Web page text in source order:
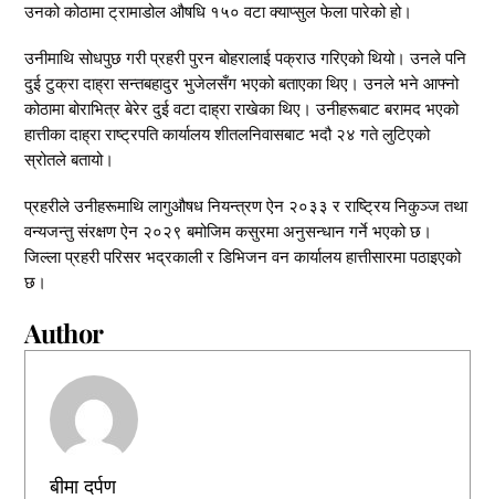
उनको कोठामा ट्रामाडोल औषधि १५० वटा क्याप्सुल फेला पारेको हो।
उनीमाथि सोधपुछ गरी प्रहरी पुरन बोहरालाई पक्राउ गरिएको थियो। उनले पनि
दुई टुक्रा दाह्रा सन्तबहादुर भुजेलसँग भएको बताएका थिए। उनले भने आफ्नो
कोठामा बोराभित्र बेरेर दुई वटा दाह्रा राखेका थिए। उनीहरूबाट बरामद भएको
हात्तीका दाह्रा राष्ट्रपति कार्यालय शीतलनिवासबाट भदौ २४ गते लुटिएको
स्रोतले बतायो।
प्रहरीले उनीहरूमाथि लागुऔषध नियन्त्रण ऐन २०३३ र राष्ट्रिय निकुञ्ज तथा
वन्यजन्तु संरक्षण ऐन २०२९ बमोजिम कसुरमा अनुसन्धान गर्ने भएको छ।
जिल्ला प्रहरी परिसर भद्रकाली र डिभिजन वन कार्यालय हात्तीसारमा पठाइएको
छ।
Author
बीमा दर्पण